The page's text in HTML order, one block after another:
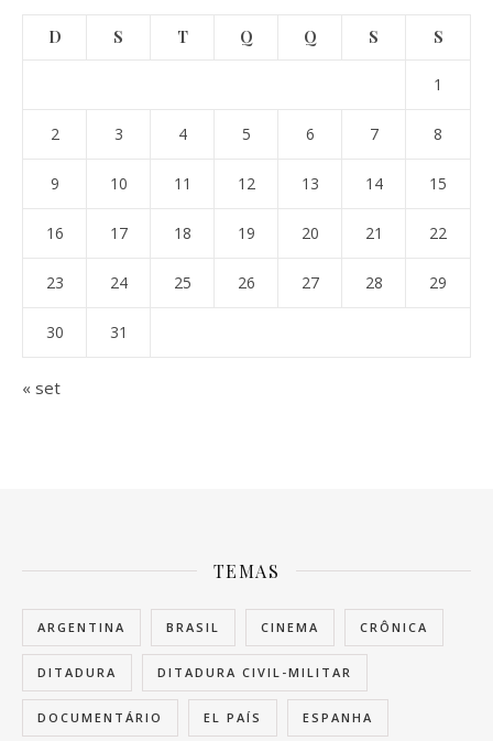
D S T Q Q S S
1
2 3 4 5 6 7 8
9 10 11 12 13 14 15
16 17 18 19 20 21 22
23 24 25 26 27 28 29
30 31
« set
TEMAS
ARGENTINA BRASIL CINEMA CRÔNICA
DITADURA DITADURA CIVIL-MILITAR
DOCUMENTÁRIO EL PAÍS ESPANHA